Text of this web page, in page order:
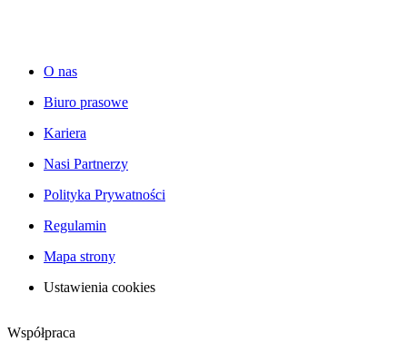
O nas
Biuro prasowe
Kariera
Nasi Partnerzy
Polityka Prywatności
Regulamin
Mapa strony
Ustawienia cookies
Współpraca